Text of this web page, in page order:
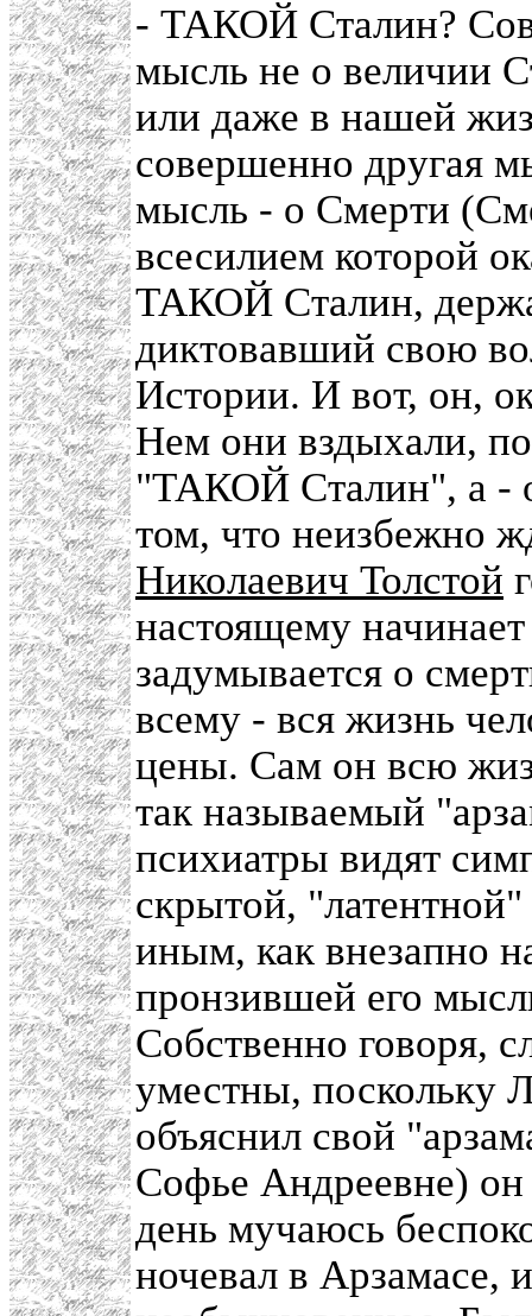
- ТАКОЙ Сталин?
мысль не о величии
или даже в нашей
совершенно другая
мысль - о Смерти
всесилием которой
ТАКОЙ Сталин,
диктовавший свою
Истории. И вот, он,
Нем они вздыхали,
"ТАКОЙ Сталин", а -
том, что неизбежно
Николаевич Толстой
настоящему
задумывается о
всему - вся жизнь
цены. Сам он всю
так называемый
психиатры видят
скрытой,
иным, как внезапно
пронзившей его
Собственно говоря,
уместны, поскольку
объяснил свой
Софье Андреевне) он
день мучаюсь
ночевал в Арзамасе,